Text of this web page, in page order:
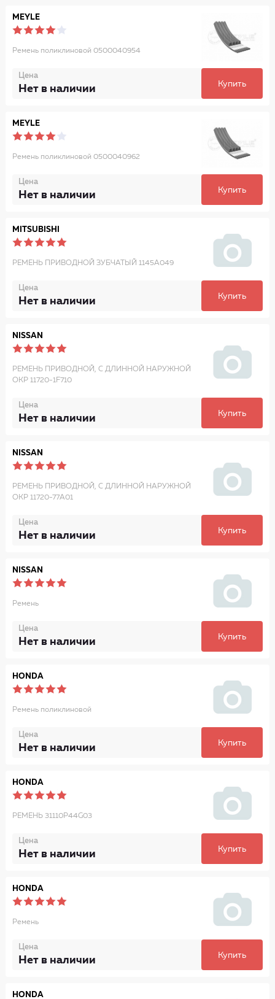
MEYLE
Ремень поликлиновой 0500040954
Цена
Нет в наличии Купить
MEYLE
Ремень поликлиновой 0500040962
Цена
Нет в наличии Купить
MITSUBISHI
РЕМЕНЬ ПРИВОДНОЙ ЗУБЧАТЫЙ 1145A049
Цена
Нет в наличии Купить
NISSAN
РЕМЕНЬ ПРИВОДНОЙ, С ДЛИННОЙ НАРУЖНОЙ
ОКР 11720-1F710
Цена
Нет в наличии Купить
NISSAN
РЕМЕНЬ ПРИВОДНОЙ, С ДЛИННОЙ НАРУЖНОЙ
ОКР 11720-77A01
Цена
Нет в наличии Купить
NISSAN
Ремень
Цена
Нет в наличии Купить
HONDA
Ремень поликлиновой
Цена
Нет в наличии Купить
HONDA
РЕМЕНЬ 31110P44G03
Цена
Нет в наличии Купить
HONDA
Ремень
Цена
Нет в наличии Купить
HONDA